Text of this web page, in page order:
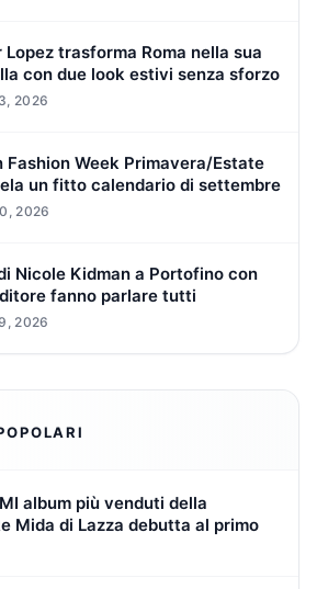
trasforma Roma nella sua
con due look estivi senza sforzo
2026
Fashion Week Primavera/Estate
un fitto calendario di settembre
2026
Nicole Kidman a Portofino con
fanno parlare tutti
2026
album più venduti della
Mida di Lazza debutta al primo